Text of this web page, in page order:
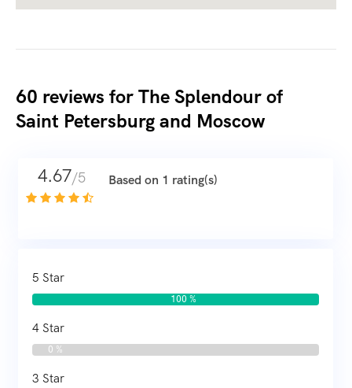
60 reviews forThe Splendour of
Saint Petersburg and Moscow
4.67/5 Based on 1 rating(s)
5 Star
100 %
4 Star
0 %
3 Star